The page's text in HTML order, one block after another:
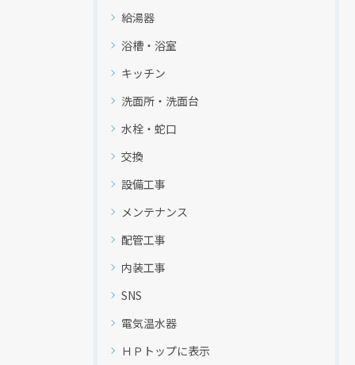
給湯器
浴槽・浴室
キッチン
洗面所・洗面台
水栓・蛇口
交換
設備工事
メンテナンス
配管工事
内装工事
SNS
電気温水器
ＨＰトップに表示